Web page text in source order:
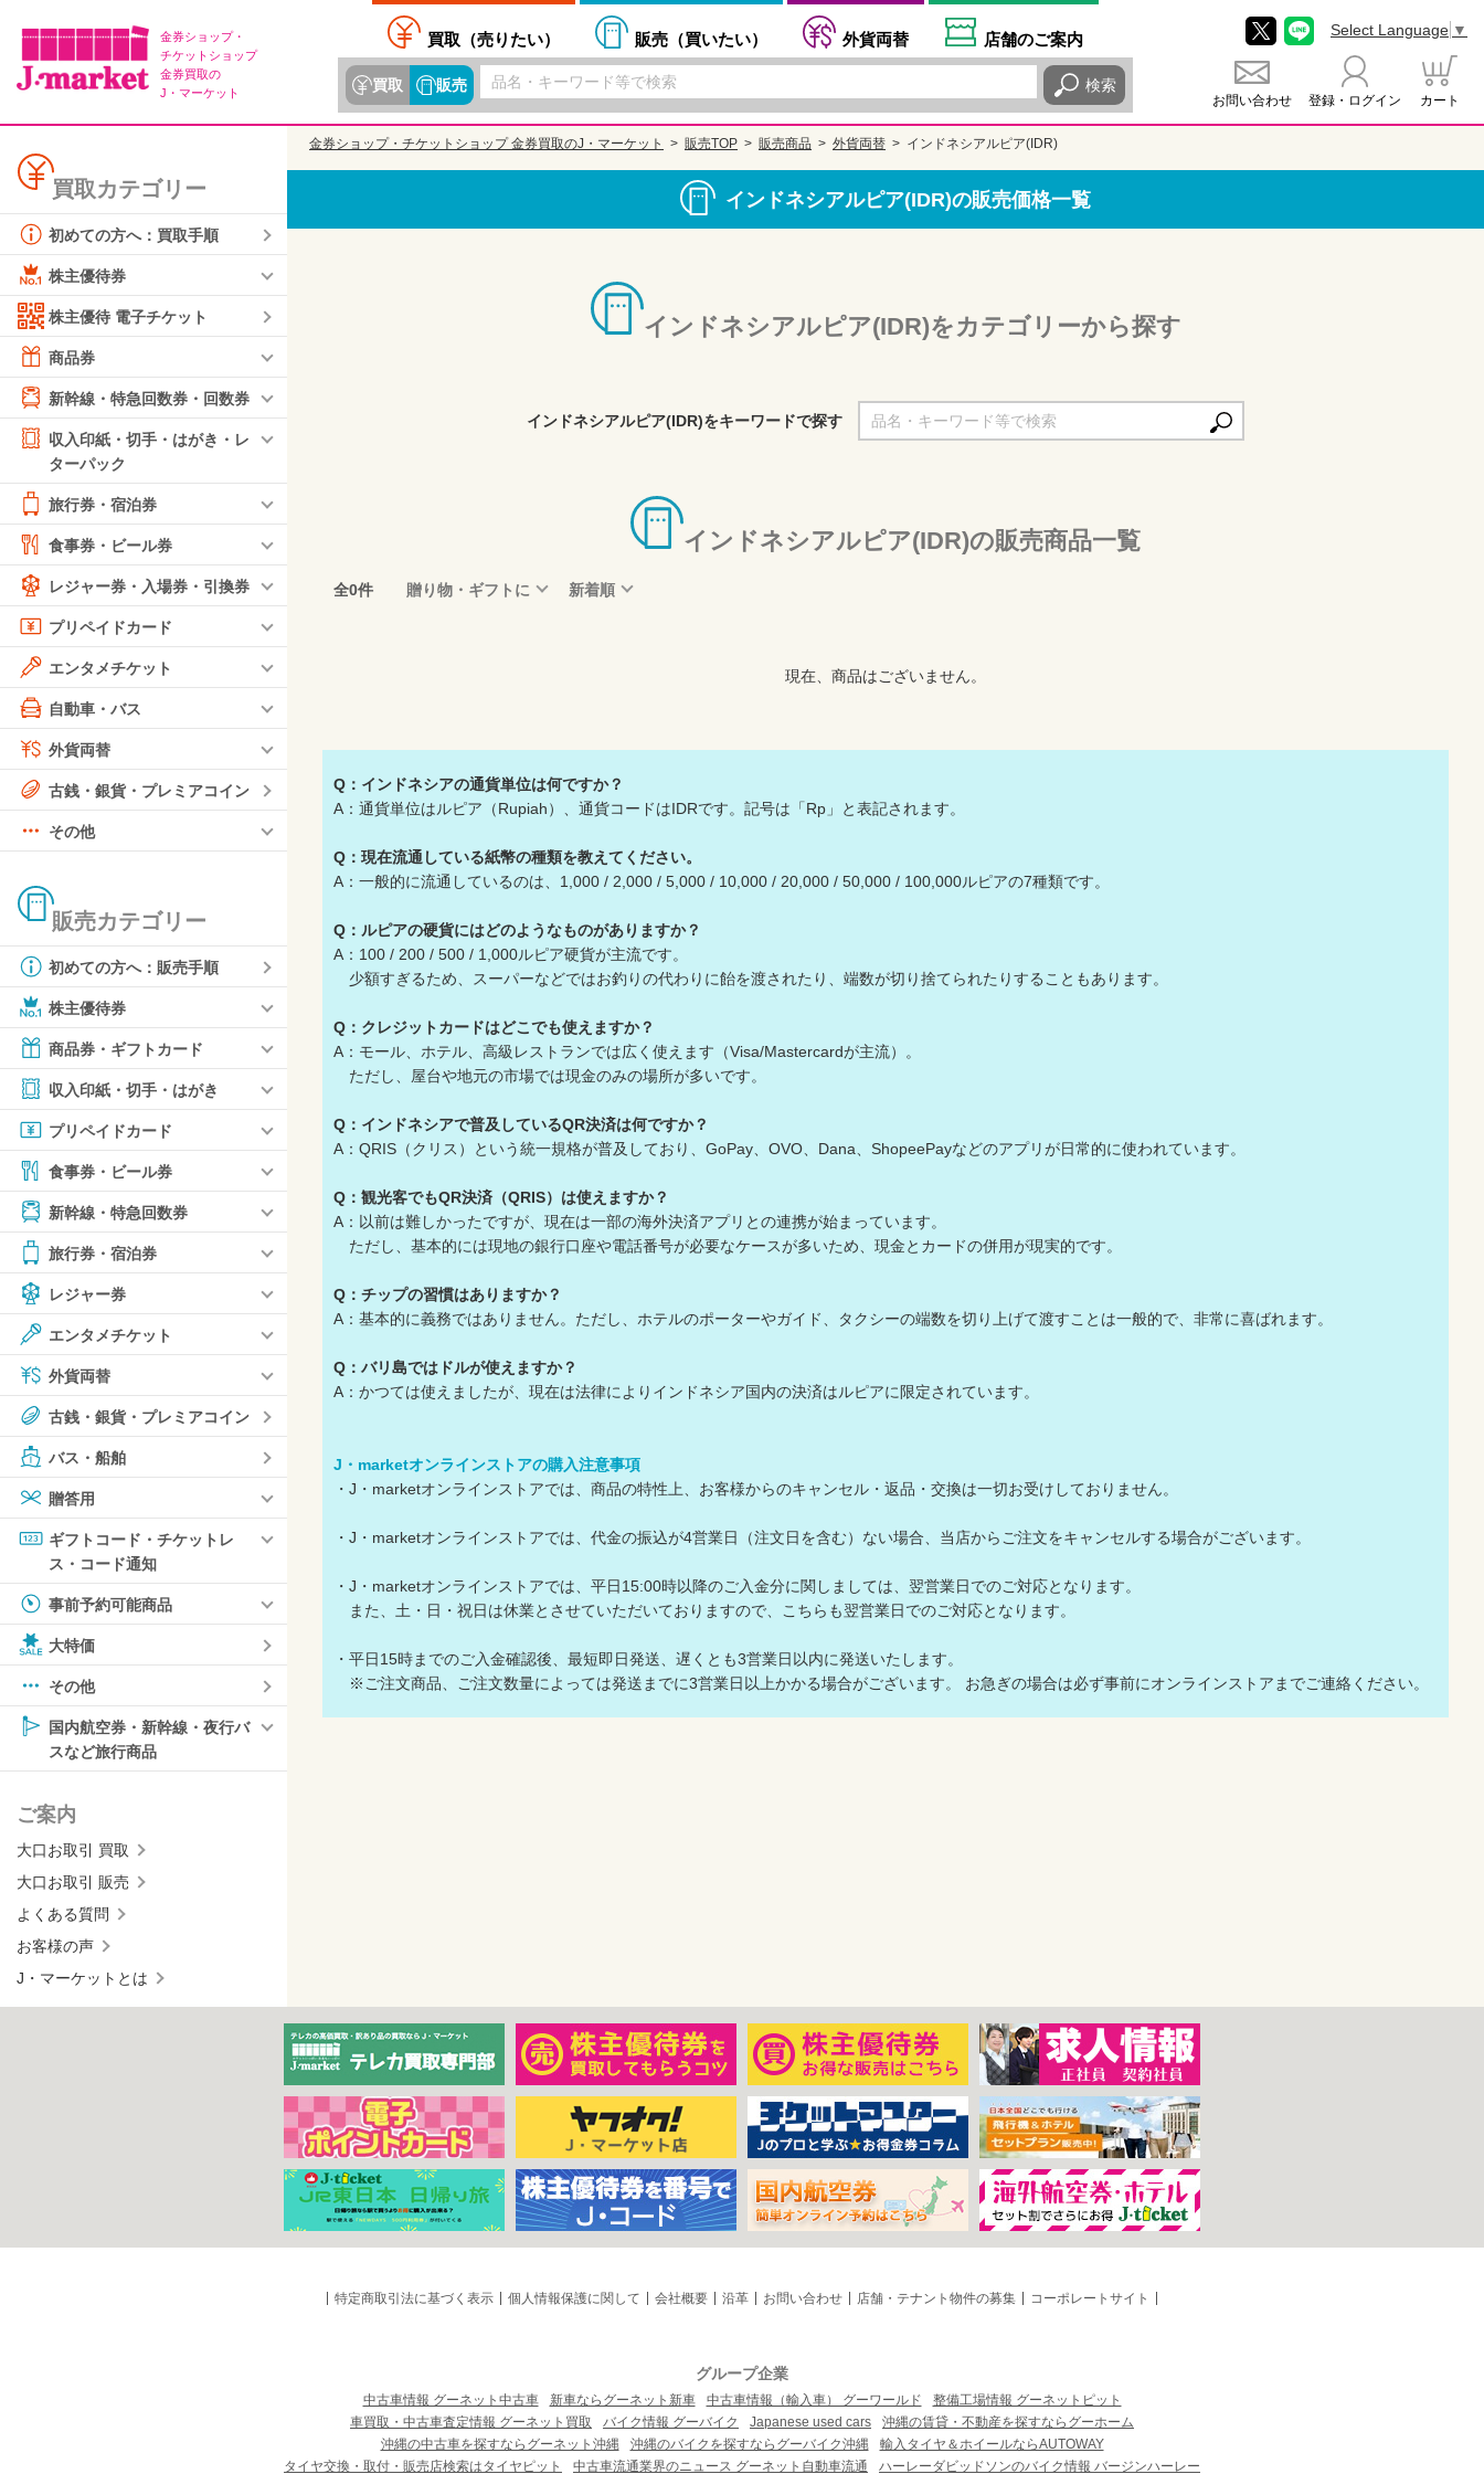
金券ショップ・
チケットショップ
金券買取の
J・マーケット
買取（売りたい） 販売（買いたい） 外貨両替 店舗のご案内
買取 販売 検索
お問い合わせ 登録・ログイン カート
Select Language ▼
買取カテゴリー
初めての方へ：買取手順
株主優待券
株主優待 電子チケット
商品券
新幹線・特急回数券・回数券
収入印紙・切手・はがき・レ
ターパック
旅行券・宿泊券
食事券・ビール券
レジャー券・入場券・引換券
プリペイドカード
エンタメチケット
自動車・バス
外貨両替
古銭・銀貨・プレミアコイン
その他
販売カテゴリー
初めての方へ：販売手順
株主優待券
商品券・ギフトカード
収入印紙・切手・はがき
プリペイドカード
食事券・ビール券
新幹線・特急回数券
旅行券・宿泊券
レジャー券
エンタメチケット
外貨両替
古銭・銀貨・プレミアコイン
バス・船舶
贈答用
ギフトコード・チケットレ
ス・コード通知
事前予約可能商品
大特価
その他
国内航空券・新幹線・夜行バ
スなど旅行商品
ご案内
大口お取引 買取
大口お取引 販売
よくある質問
お客様の声
J・マーケットとは
金券ショップ・チケットショップ 金券買取のJ・マーケット 販売TOP 販売商品 外貨両替 インドネシアルピア(IDR)
インドネシアルピア(IDR)の販売価格一覧
インドネシアルピア(IDR)をカテゴリーから探す
インドネシアルピア(IDR)をキーワードで探す
インドネシアルピア(IDR)の販売商品一覧
全0件 贈り物・ギフトに 新着順
現在、商品はございません。
Q：インドネシアの通貨単位は何ですか？
A：通貨単位はルピア（Rupiah）、通貨コードはIDRです。記号は「Rp」と表記されます。
Q：現在流通している紙幣の種類を教えてください。
A：一般的に流通しているのは、1,000 / 2,000 / 5,000 / 10,000 / 20,000 / 50,000 / 100,000ルピアの7種類です。
Q：ルピアの硬貨にはどのようなものがありますか？
A：100 / 200 / 500 / 1,000ルピア硬貨が主流です。
少額すぎるため、スーパーなどではお釣りの代わりに飴を渡されたり、端数が切り捨てられたりすることもあります。
Q：クレジットカードはどこでも使えますか？
A：モール、ホテル、高級レストランでは広く使えます（Visa/Mastercardが主流）。
ただし、屋台や地元の市場では現金のみの場所が多いです。
Q：インドネシアで普及しているQR決済は何ですか？
A：QRIS（クリス）という統一規格が普及しており、GoPay、OVO、Dana、ShopeePayなどのアプリが日常的に使われています。
Q：観光客でもQR決済（QRIS）は使えますか？
A：以前は難しかったですが、現在は一部の海外決済アプリとの連携が始まっています。
ただし、基本的には現地の銀行口座や電話番号が必要なケースが多いため、現金とカードの併用が現実的です。
Q：チップの習慣はありますか？
A：基本的に義務ではありません。ただし、ホテルのポーターやガイド、タクシーの端数を切り上げて渡すことは一般的で、非常に喜ばれます。
Q：バリ島ではドルが使えますか？
A：かつては使えましたが、現在は法律によりインドネシア国内の決済はルピアに限定されています。
J・marketオンラインストアの購入注意事項
・J・marketオンラインストアでは、商品の特性上、お客様からのキャンセル・返品・交換は一切お受けしておりません。
・J・marketオンラインストアでは、代金の振込が4営業日（注文日を含む）ない場合、当店からご注文をキャンセルする場合がございます。
・J・marketオンラインストアでは、平日15:00時以降のご入金分に関しましては、翌営業日でのご対応となります。
また、土・日・祝日は休業とさせていただいておりますので、こちらも翌営業日でのご対応となります。
・平日15時までのご入金確認後、最短即日発送、遅くとも3営業日以内に発送いたします。
※ご注文商品、ご注文数量によっては発送までに3営業日以上かかる場合がございます。 お急ぎの場合は必ず事前にオンラインストアまでご連絡ください。
特定商取引法に基づく表示 個人情報保護に関して 会社概要 沿革 お問い合わせ 店舗・テナント物件の募集 コーポレートサイト
グループ企業
中古車情報 グーネット中古車 新車ならグーネット新車 中古車情報（輸入車） グーワールド
整備工場情報 グーネットピット
車買取・中古車査定情報 グーネット買取
バイク情報 グーバイク Japanese used cars
沖縄の賃貸・不動産を探すならグーホーム
沖縄の中古車を探すならグーネット沖縄
沖縄のバイクを探すならグーバイク沖縄
輸入タイヤ＆ホイールならAUTOWAY
タイヤ交換・取付・販売店検索はタイヤピット
中古車流通業界のニュース グーネット自動車流通 ハーレーダビッドソンのバイク情報 バージンハーレー